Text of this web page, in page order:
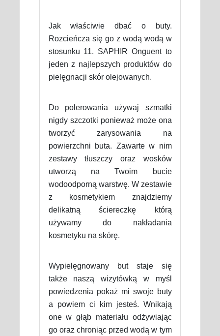
Jak właściwie dbać o buty.
Rozcieńcza się go z wodą wodą w
stosunku 11. SAPHIR Onguent to
jeden z najlepszych produktów do
pielęgnacji skór olejowanych.
Do polerowania używaj szmatki
nigdy szczotki ponieważ może ona
tworzyć zarysowania na
powierzchni buta. Zawarte w nim
zestawy tłuszczy oraz wosków
utworzą na Twoim bucie
wodoodporną warstwę. W zestawie
z kosmetykiem znajdziemy
delikatną ściereczkę którą
używamy do nakładania
kosmetyku na skórę.
Wypielęgnowany but staje się
także naszą wizytówką w myśl
powiedzenia pokaż mi swoje buty
a powiem ci kim jesteś. Wnikają
one w głąb materiału odżywiając
go oraz chroniąc przed wodą w tym